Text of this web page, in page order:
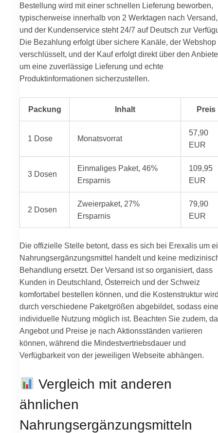
Bestellung wird mit einer schnellen Lieferung beworben,
typischerweise innerhalb von 2 Werktagen nach Versand,
und der Kundenservice steht 24/7 auf Deutsch zur
Die Bezahlung erfolgt über sichere Kanäle, der Webshop
verschlüsselt, und der Kauf erfolgt direkt über den
um eine zuverlässige Lieferung und echte
Produktinformationen sicherzustellen.
Packung Inhalt Preis
1 Dose Monatsvorrat
57,90
EUR
3 Dosen
Einmaliges Paket, 46%
Ersparnis
109,95
EUR
2 Dosen
Zweierpaket, 27%
Ersparnis
79,90
EUR
Die offizielle Stelle betont, dass es sich bei Erexalis um
Nahrungsergänzungsmittel handelt und keine
Behandlung ersetzt. Der Versand ist so organisiert, dass
Kunden in Deutschland, Österreich und der Schweiz
komfortabel bestellen können, und die Kostenstruktur
durch verschiedene Paketgrößen abgebildet, sodass eine
individuelle Nutzung möglich ist. Beachten Sie zudem,
Angebot und Preise je nach Aktionsständen variieren
können, während die Mindestvertriebsdauer und
Verfügbarkeit von der jeweiligen Webseite abhängen.
Vergleich mit anderen
ähnlichen
Nahrungsergänzungsmitteln